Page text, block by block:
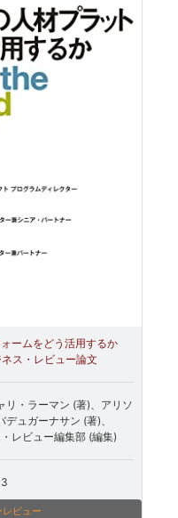
ームをどう活用するか
ス・レビュー論文
リ・ラーマン (著)、アリソ
ュガーナサン (著)、
レビュー編集部 (編集)
ビュー